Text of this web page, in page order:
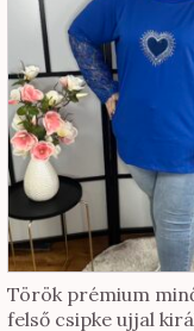
Török prémium
felső csipke ujjal